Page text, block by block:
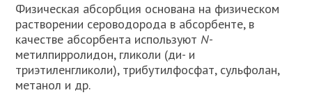
Физическая абсорбция основана на физическом
растворении сероводорода в абсорбенте, в
качестве абсорбента используютN-
метилпирролидон, гликоли (ди- и
триэтиленгликоли), трибутилфосфат, сульфолан,
метанол и др.